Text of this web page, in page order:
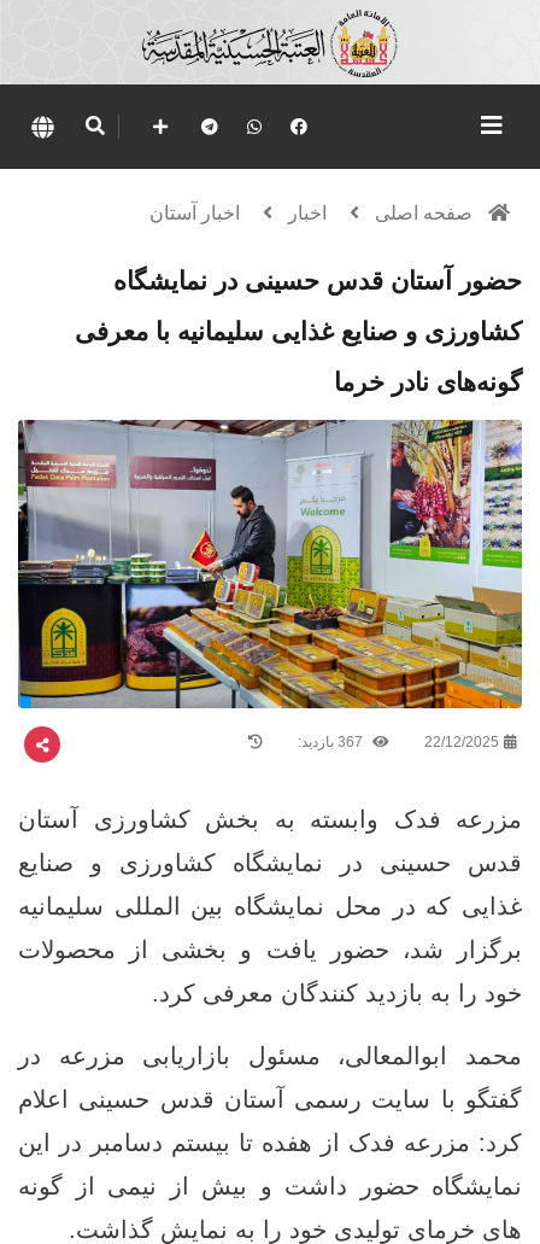
صفحه اصلی اخبار اخبار آستان
حضور آستان قدس حسینی در نمایشگاه
کشاورزی و صنایع غذایی سلیمانیه با معرفی
گونه‌های نادر خرما
22/12/2025
مزرعه فدک وابسته به بخش کشاورزی آستان
قدس حسینی در نمایشگاه کشاورزی و صنایع
غذایی که در محل نمایشگاه بین ‌المللی سلیمانیه
برگزار شد، حضور یافت و بخشی از محصولات
خود را به بازدید کنندگان معرفی کرد.
محمد ابوالمعالی، مسئول بازاریابی مزرعه در
گفتگو با سایت رسمی آستان قدس حسینی اعلام
کرد: مزرعه فدک از هفده تا بیستم دسامبر در این
نمایشگاه حضور داشت و بیش از نیمی از گونه‌
های خرمای تولیدی خود را به نمایش گذاشت.